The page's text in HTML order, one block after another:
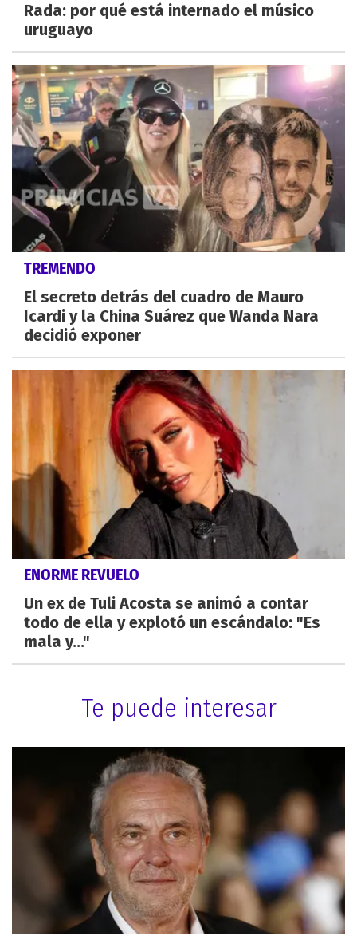
Rada: por qué está internado el músico
uruguayo
TREMENDO
El secreto detrás del cuadro de Mauro
Icardi y la China Suárez que Wanda Nara
decidió exponer
ENORME REVUELO
Un ex de Tuli Acosta se animó a contar
todo de ella y explotó un escándalo: "Es
mala y..."
Te puede interesar